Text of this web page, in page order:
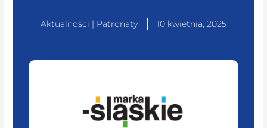
Aktualności | Patronaty 10 kwietnia, 2025